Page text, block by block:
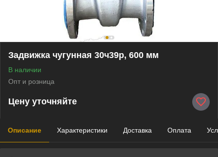
Задвижка чугунная 30ч39р, 600 мм
В наличии
Опт и розница
Цену уточняйте
Описание Характеристики Доставка Оплата